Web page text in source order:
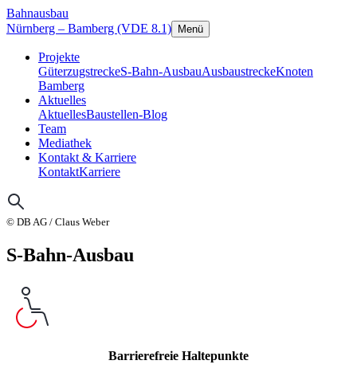
Bahnausbau
Nürnberg – Bamberg (VDE 8.1)
Menü
Projekte
GüterzugstreckeS-Bahn-AusbauAusbaustreckeKnoten
Bamberg
Aktuelles
AktuellesBaustellen-Blog
Team
Mediathek
Kontakt & Karriere
KontaktKarriere
© DB AG / Claus Weber
S-Bahn-Ausbau
Barrierefreie Haltepunkte